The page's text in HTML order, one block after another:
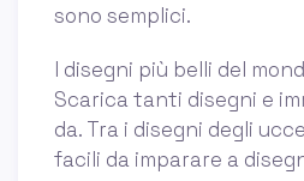
sono semplici.
I disegni più belli del
Scarica tanti disegni e
da. Tra i disegni degli
facili da imparare a